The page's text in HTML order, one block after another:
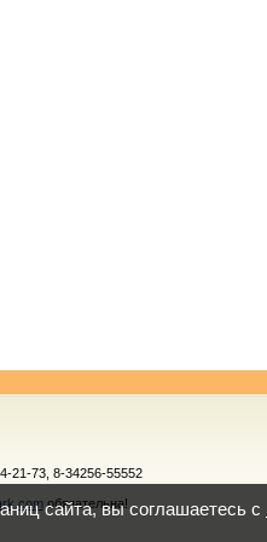
21-73, 8-34256-55552
обязательна!
сайта, вы соглашаетесь с